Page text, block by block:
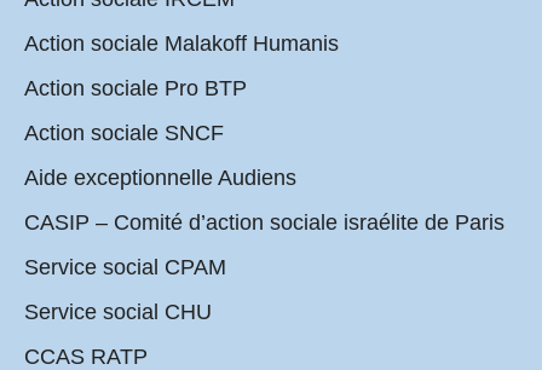
Action sociale Malakoff Humanis
Action sociale Pro BTP
Action sociale SNCF
Aide exceptionnelle Audiens
CASIP – Comité d’action sociale israélite de Paris
Service social CPAM
Service social CHU
CCAS RATP